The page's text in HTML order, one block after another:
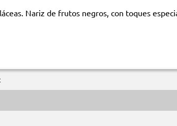
Nariz de frutos negros, con toques